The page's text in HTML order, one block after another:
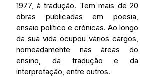
1977, à tradução. Tem mais de 20
obras publicadas em poesia,
ensaio político e crónicas. Ao longo
da sua vida ocupou vários cargos,
nomeadamente nas áreas do
ensino, da tradução e da
interpretação, entre outros.